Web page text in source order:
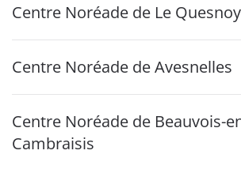
Centre Noréade de Le Quesnoy
Centre Noréade de Avesnelles
Centre Noréade de Beauvois-
Cambraisis